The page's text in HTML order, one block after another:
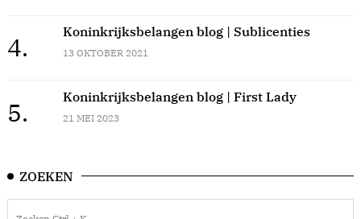
4.
Koninkrijksbelangen blog | Sublicenties
13 OKTOBER 2021
5.
Koninkrijksbelangen blog | First Lady
21 MEI 2023
ZOEKEN